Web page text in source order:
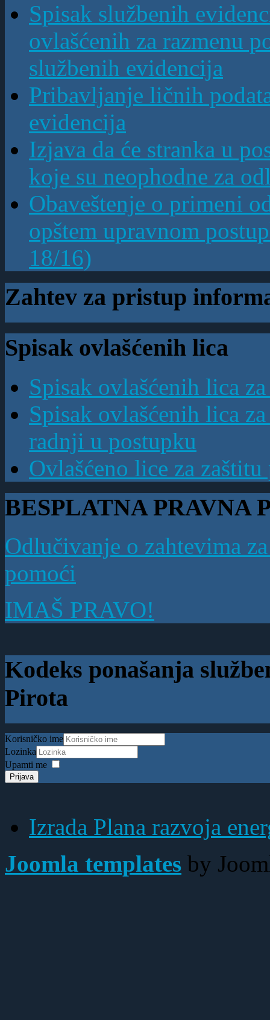
Spisak službenih
ovlašćenih za razmenu
službenih evidencija
Pribavljanje ličnih
evidencija
Izjava da će stranka u
koje su neophodne za
Obaveštenje o primeni
opštem upravnom
18/16)
Zahtev za pristup
Spisak ovlašćenih lica
Spisak ovlašćenih lica
Spisak ovlašćenih lica
radnji u postupku
Ovlašćeno lice za
BESPLATNA PRAVNA
Odlučivanje o zahtevima
pomoći
IMAŠ PRAVO!
Kodeks ponašanja
Pirota
Korisničko ime
Lozinka
Upamti me
Prijava
Izrada Plana razvoja
Joomla templates by